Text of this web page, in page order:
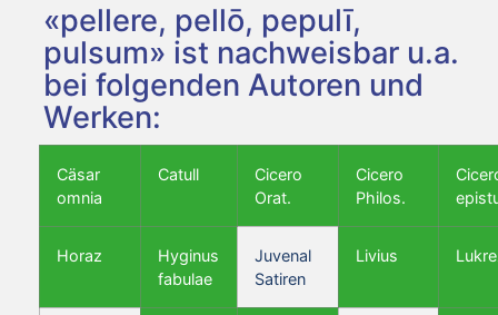
«pellere, pellō, pepulī,
pulsum» ist nachweisbar u.a.
bei folgenden Autoren und
Werken:
Cäsar
omnia
Catull
Cicero
Orat.
Cicero
Philos.
Horaz
Hyginus
fabulae
Juvenal
Satiren
Livius